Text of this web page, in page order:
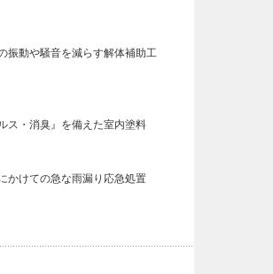
振動や騒音を減らす解体補助工
ス・消臭』を備えた室内塗料
かけての急な雨漏り応急処置